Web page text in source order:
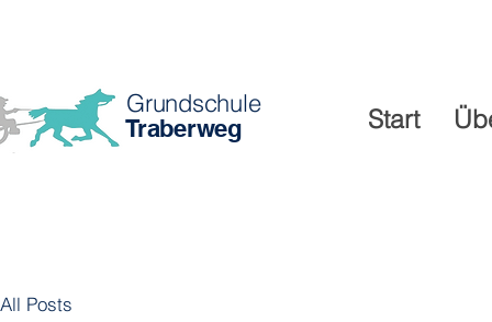
Grundschule
Traberweg Start
All Posts